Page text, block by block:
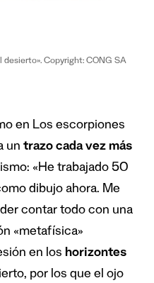
desierto». Copyright: CONG SA
en Los escorpiones
un trazo cada vez más
«He trabajado 50
dibujo ahora. Me
contar todo con una
«metafísica»
en los horizontes
por los que el ojo